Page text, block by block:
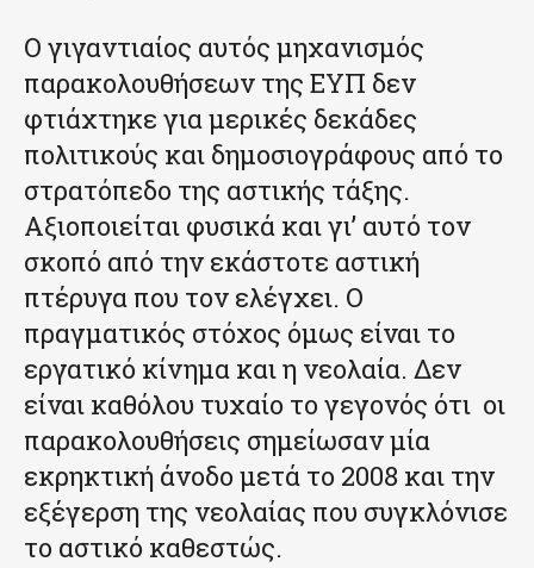
Ο γιγαντιαίος αυτός μηχανισμός
παρακολουθήσεων της ΕΥΠ δεν
φτιάχτηκε για μερικές δεκάδες
πολιτικούς και δημοσιογράφους από το
στρατόπεδο της αστικής τάξης.
Αξιοποιείται φυσικά και γι’ αυτό τον
σκοπό από την εκάστοτε αστική
πτέρυγα που τον ελέγχει. Ο
πραγματικός στόχος όμως είναι το
εργατικό κίνημα και η νεολαία. Δεν
είναι καθόλου τυχαίο το γεγονός ότι οι
παρακολουθήσεις σημείωσαν μία
εκρηκτική άνοδο μετά το 2008 και την
εξέγερση της νεολαίας που συγκλόνισε
το αστικό καθεστώς.